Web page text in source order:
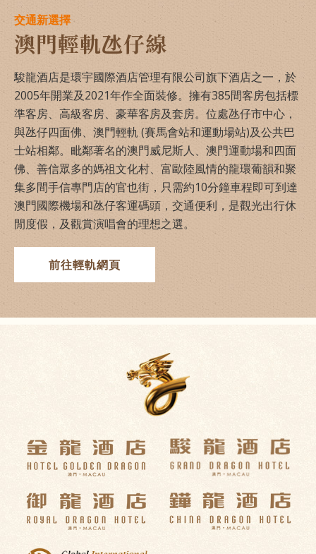
交通新選擇
澳門輕軌氹仔線
駿龍酒店是環宇國際酒店管理有限公司旗下酒店之一，於
2005年開業及2021年作全面裝修。擁有385間客房包括標
準客房、高級客房、豪華客房及套房。位處氹仔市中心，
與氹仔四面佛、澳門輕軌 (賽馬會站和運動場站)及公共巴
士站相鄰。毗鄰著名的澳門威尼斯人、澳門運動場和四面
佛、善信眾多的媽祖文化村、富歐陸風情的龍環葡韻和聚
集多間手信專門店的官也街，只需約10分鐘車程即可到達
澳門國際機場和氹仔客運碼頭，交通便利，是觀光出行休
閒度假，及觀賞演唱會的理想之選。
前往輕軌網頁